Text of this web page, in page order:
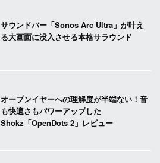
サウンドバー「Sonos Arc Ultra」が叶え
る大画面に没入させる本格サラウンド
オープンイヤーへの理解度が半端ない！音
も快適さもパワーアップした
Shokz「OpenDots 2」レビュー